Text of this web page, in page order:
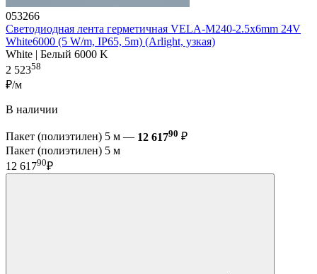
053266
Светодиодная лента герметичная VELA-M240-2.5x6mm 24V
White6000 (5 W/m, IP65, 5m) (Arlight, узкая)
White | Белый 6000 K
2 52358
₽/м
В наличии
Пакет (полиэтилен) 5 м — 12 61790 ₽
Пакет (полиэтилен) 5 м
12 61790₽